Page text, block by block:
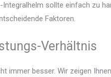
Integralhelm sollte einfach zu
Faktoren.
Verhältnis
immer besser. Wir zeigen